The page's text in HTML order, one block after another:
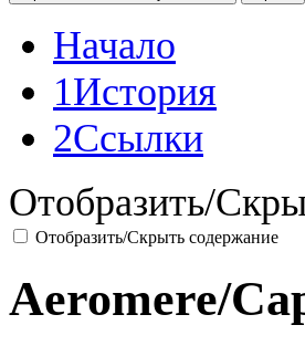
Начало
1История
2Ссылки
Отобразить/
Отобразить/Скрыть содержание
Aeromere/